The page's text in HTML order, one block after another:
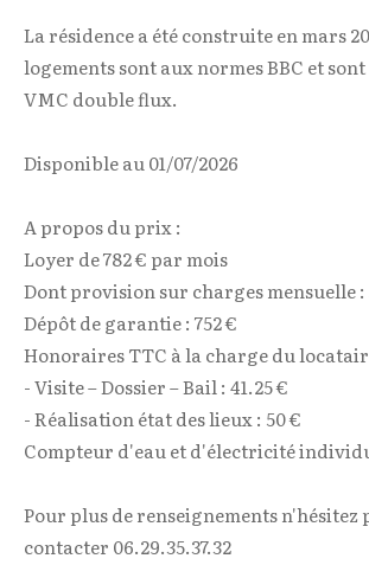
La résidence a été construite en mars
logements sont aux normes BBC et
VMC double flux.
Disponible au 01/07/2026
A propos du prix :
Loyer de 782 € par mois
Dont provision sur charges mensuelle :
Dépôt de garantie : 752 €
Honoraires TTC à la charge du
- Visite – Dossier – Bail : 41.25 €
- Réalisation état des lieux : 50 €
Compteur d'eau et d'électricité
Pour plus de renseignements n'hésitez
contacter 06.29.35.37.32